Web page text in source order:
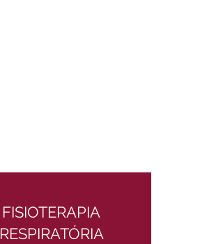
FISIOTERAPIA
RESPIRATÓRIA